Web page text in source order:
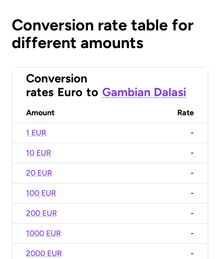
Conversion rate table for
different amounts
Conversion
rates Euro to Gambian Dalasi
Amount Rate
1 EUR -
10 EUR -
20 EUR -
100 EUR -
200 EUR -
1000 EUR -
2000 EUR -